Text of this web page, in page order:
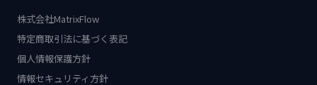
株式会社MatrixFlow
特定商取引法に基づく表記
個人情報保護方針
情報セキュリティ方針